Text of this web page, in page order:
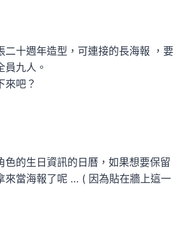
二十週年造型，可連接的長海報 ，要
員九人。
來吧？
色的生日資訊的日曆，如果想要保留
來當海報了呢 … ( 因為貼在牆上這一